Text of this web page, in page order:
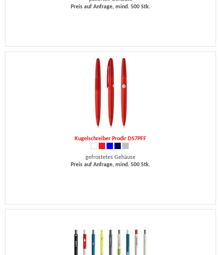
Preis auf Anfrage, mind. 500 Stk.
Kugelschreiber Prodir DS7PFF
gefrostetes Gehäuse
Preis auf Anfrage, mind. 500 Stk.